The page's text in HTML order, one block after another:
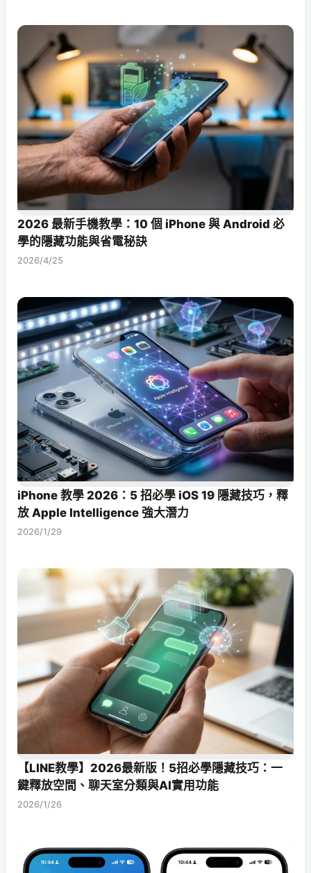
2026 最新手機教學：10 個 iPhone 與 Android 必
學的隱藏功能與省電秘訣
2026/4/25
iPhone 教學 2026：5 招必學 iOS 19 隱藏技巧，釋
放 Apple Intelligence 強大潛力
2026/1/29
【LINE教學】2026最新版！5招必學隱藏技巧：一
鍵釋放空間、聊天室分類與AI實用功能
2026/1/26